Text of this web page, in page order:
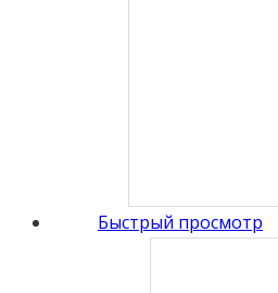
Быстрый просмотр